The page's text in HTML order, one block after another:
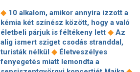
előzeteséhez, amit konkrétan a
Netflixen lehet majd megnézni ◆
Zsigmond Angi: Azóta sem volt
senkim◆A Sziget szervezői óva
intenek mindenkit attól, hogy az
alacsony vízállást kihasználva
minden pasinak be kell tartania, aki
Jennifer Lopezzel akar randizni ◆ Így
él Krug Emília, egy kis faluban talált
menedékre◆3 csillagjegynek
fordulatot ígér a hét második fele ◆
Legértékesebb magyar celebek 2026:
Majka és Sebestyén Balázs mellé új
◆ 10 alkalom, amikor annyira izzott a
kémia két színész között, hogy a való
életbeli párjuk is féltékeny lett ◆ Az
alig ismert sziget csodás stranddal,
turisták nélkül ◆ Életveszélyes
fenyegetés miatt lemondta a